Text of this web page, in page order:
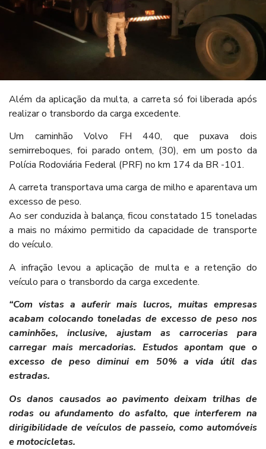
Além da aplicação da multa, a carreta só foi liberada após
realizar o transbordo da carga excedente.
Um caminhão Volvo FH 440, que puxava dois
semirreboques, foi parado ontem, (30), em um posto da
Polícia Rodoviária Federal (PRF) no km 174 da BR -101.
A carreta transportava uma carga de milho e aparentava um
excesso de peso.
Ao ser conduzida à balança, ficou constatado 15 toneladas
a mais no máximo permitido da capacidade de transporte
do veículo.
A infração levou a aplicação de multa e a retenção do
veículo para o transbordo da carga excedente.
“Com vistas a auferir mais lucros, muitas empresas
acabam colocando toneladas de excesso de peso nos
caminhões, inclusive, ajustam as carrocerias para
carregar mais mercadorias. Estudos apontam que o
excesso de peso diminui em 50% a vida útil das
estradas.
Os danos causados ao pavimento deixam trilhas de
rodas ou afundamento do asfalto, que interferem na
dirigibilidade de veículos de passeio, como automóveis
e motocicletas.